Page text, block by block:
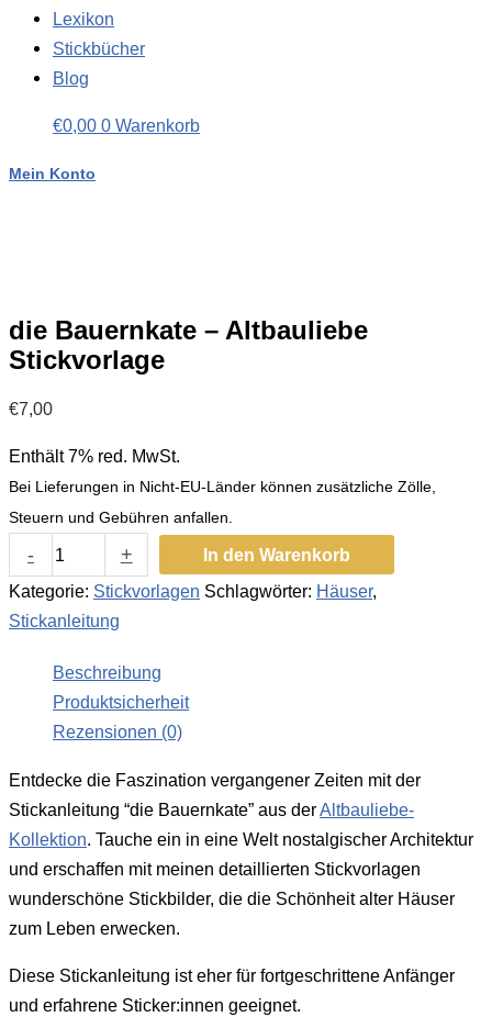
Lexikon
Stickbücher
Blog
€0,00 0 Warenkorb
Mein Konto
die Bauernkate – Altbauliebe
Stickvorlage
€7,00
Enthält 7% red. MwSt.
Bei Lieferungen in Nicht-EU-Länder können zusätzliche Zölle,
Steuern und Gebühren anfallen.
- +
In den Warenkorb
Kategorie: Stickvorlagen Schlagwörter: Häuser,
Stickanleitung
Beschreibung
Produktsicherheit
Rezensionen (0)
Entdecke die Faszination vergangener Zeiten mit der
Stickanleitung “die Bauernkate” aus derAltbauliebe-
Kollektion. Tauche ein in eine Welt nostalgischer Architektur
und erschaffen mit meinen detaillierten Stickvorlagen
wunderschöne Stickbilder, die die Schönheit alter Häuser
zum Leben erwecken.
Diese Stickanleitung ist eher für fortgeschrittene Anfänger
und erfahrene Sticker:innen geeignet.